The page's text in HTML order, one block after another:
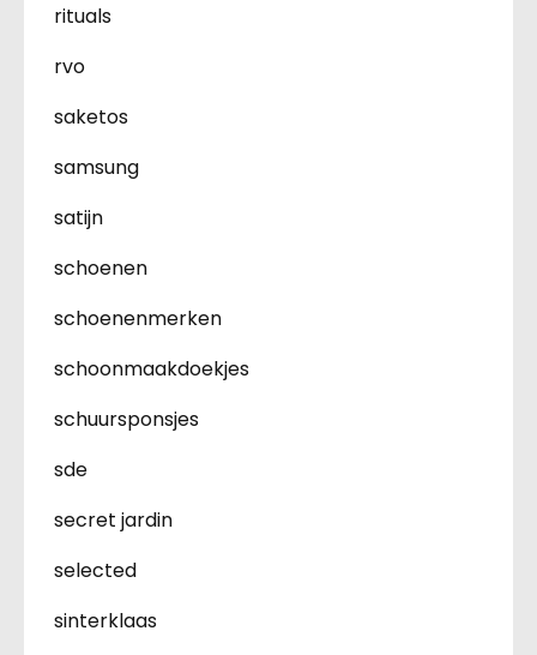
rituals
rvo
saketos
samsung
satijn
schoenen
schoenenmerken
schoonmaakdoekjes
schuursponsjes
sde
secret jardin
selected
sinterklaas